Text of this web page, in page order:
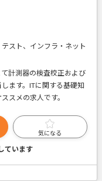
スト、インフラ・ネット
計測器の検査校正および
ます。ITに関する基礎知
スメの求人です。
気になる
ています